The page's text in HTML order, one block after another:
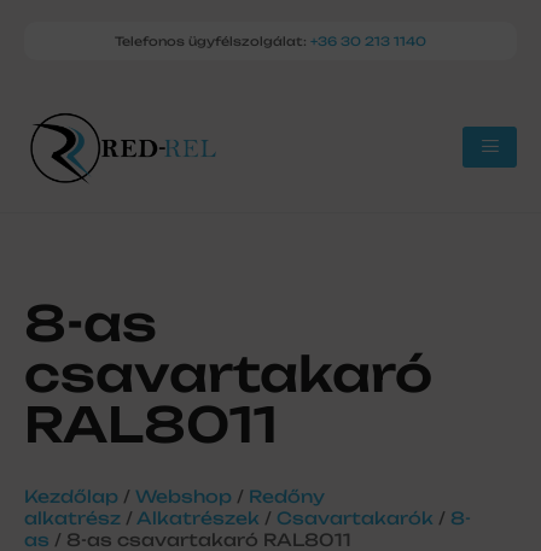
Telefonos ügyfélszolgálat: +36 30 213 1140
8-as
csavartakaró
RAL8011
Kezdőlap / Webshop / Redőny
alkatrész / Alkatrészek / Csavartakarók / 8-
as / 8-as csavartakaró RAL8011